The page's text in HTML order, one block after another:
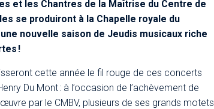
et les Chantres de la Maîtrise du Centre de
se produiront à la Chapelle royale du
nouvelle saison de Jeudis musicaux riche
!​
cette année le fil rouge de ces concerts
Du Mont : à l’occasion de l’achèvement de
par le CMBV, plusieurs de ses grands motets